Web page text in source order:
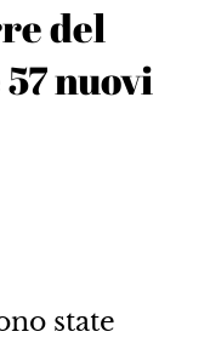
del
nuovi
state